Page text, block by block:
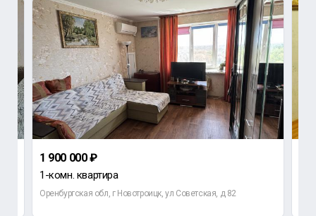
1 900 000 ₽
1-комн. квартира
Оренбургская обл, г Новотроицк, ул Советская, д 82